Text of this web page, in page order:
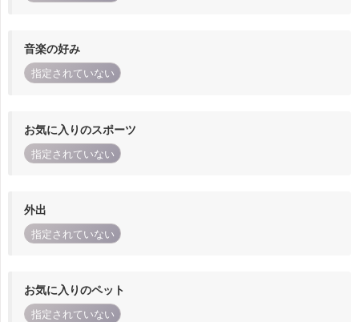
音楽の好み
指定されていない
お気に入りのスポーツ
指定されていない
外出
指定されていない
お気に入りのペット
指定されていない